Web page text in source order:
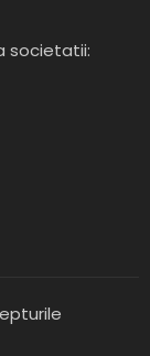
societatii: